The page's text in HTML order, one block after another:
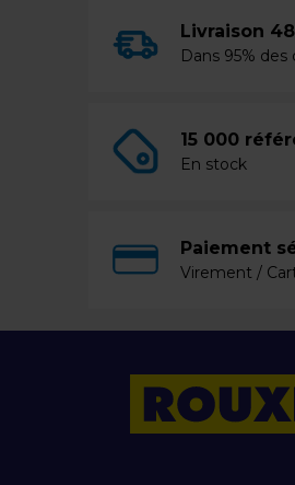
Livraison
Dans 95% des
15 000
En stock
Paiement
Virement /